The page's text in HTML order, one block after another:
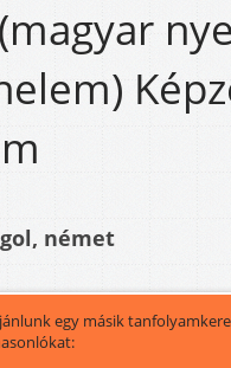
német
egy másik